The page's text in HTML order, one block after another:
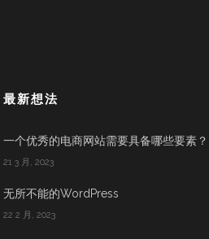
最新想法
一个优秀的电商网站需要具备哪些要素？
21 3 月, 2023
无所不能的WordPress
22 2 月, 2023